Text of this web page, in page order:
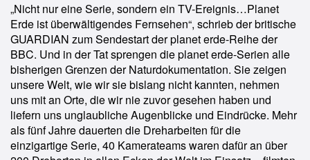
„Nicht nur eine Serie, sondern ein TV-Ereignis…Planet
Erde ist überwältigendes Fernsehen“, schrieb der britische
GUARDIAN zum Sendestart der planet erde-Reihe der
BBC. Und in der Tat sprengen die planet erde-Serien alle
bisherigen Grenzen der Naturdokumentation. Sie zeigen
unsere Welt, wie wir sie bislang nicht kannten, nehmen
uns mit an Orte, die wir nie zuvor gesehen haben und
liefern uns unglaubliche Augenblicke und Eindrücke. Mehr
als fünf Jahre dauerten die Dreharbeiten für die
einzigartige Serie, 40 Kamerateams waren dafür an über